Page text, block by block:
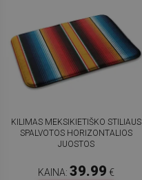
KILIMAS MEKSIKIETIŠKO STILIAUS
SPALVOTOS HORIZONTALIOS
JUOSTOS
KAINA: 39.99 €